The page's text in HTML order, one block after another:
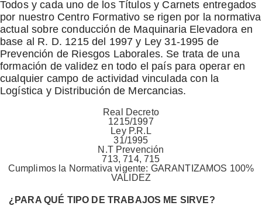
Todos y cada uno de los Títulos y Carnets entregados
por nuestro Centro Formativo se rigen por la normativa
actual sobre conducción de Maquinaria Elevadora en
base al R. D. 1215 del 1997 y Ley 31-1995 de
Prevención de Riesgos Laborales. Se trata de una
formación de validez en todo el país para operar en
cualquier campo de actividad vinculada con la
Logística y Distribución de Mercancias.
Real Decreto
1215/1997
Ley P.R.L
31/1995
N.T Prevención
713, 714, 715
Cumplimos la Normativa vigente: GARANTIZAMOS 100%
VALIDEZ
¿PARA QUÉ TIPO DE TRABAJOS ME SIRVE?